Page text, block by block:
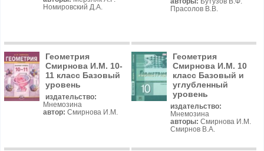
Номировский Д.А.
Прасолов В.В.
Геометрия
Смирнова И.М. 10-
11 класс Базовый
уровень
издательство:
Мнемозина
автор: Смирнова И.М.
Геометрия
Смирнова И.М. 10
класс Базовый и
углубленный
уровень
издательство:
Мнемозина
авторы: Смирнова И.М.
Смирнов В.А.